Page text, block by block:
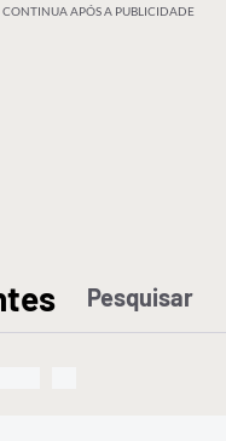
CONTINUA APÓS A PUBLICIDADE